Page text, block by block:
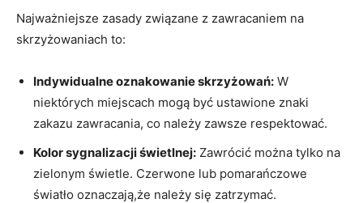
Najważniejsze zasady związane z zawracaniem na
skrzyżowaniach to:
Indywidualne oznakowanie skrzyżowań: W
niektórych miejscach mogą być ustawione znaki
zakazu zawracania, co należy zawsze respektować.
Kolor sygnalizacji świetlnej: Zawrócić można tylko na
zielonym świetle. Czerwone lub pomarańczowe
światło oznaczają,że należy się zatrzymać.